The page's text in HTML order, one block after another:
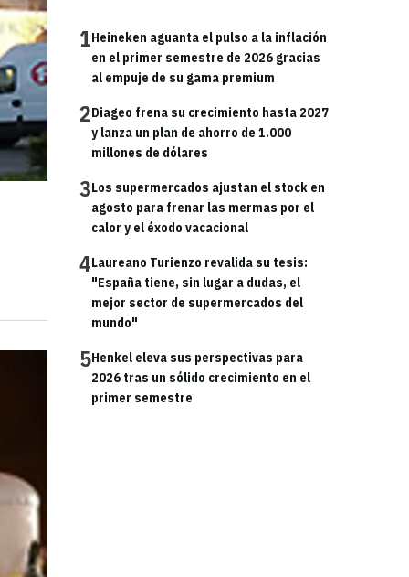
1Heineken aguanta el pulso a la inflación
en el primer semestre de 2026 gracias
al empuje de su gama premium
2Diageo frena su crecimiento hasta 2027
y lanza un plan de ahorro de 1.000
millones de dólares
3Los supermercados ajustan el stock en
agosto para frenar las mermas por el
calor y el éxodo vacacional
4Laureano Turienzo revalida su tesis:
"España tiene, sin lugar a dudas, el
mejor sector de supermercados del
mundo"
5Henkel eleva sus perspectivas para
2026 tras un sólido crecimiento en el
primer semestre